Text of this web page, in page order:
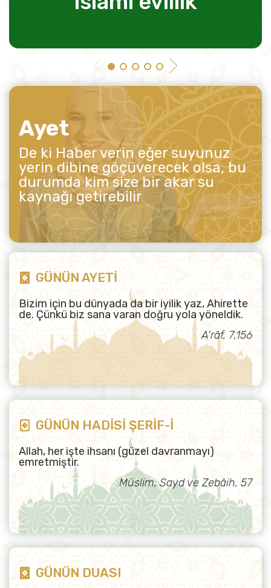
Ayet
De ki Haber verin eğer suyunuz
yerin dibine göçüverecek olsa, bu
durumda kim size bir akar su
kaynağı getirebilir
GÜNÜN AYETİ
Bizim için bu dünyada da bir iyilik yaz, Ahirette
de. Çünkü biz sana varan doğru yola yöneldik.
A'râf, 7,156
GÜNÜN HADİSİ ŞERİF-İ
Allah, her işte ihsanı (güzel davranmayı)
emretmiştir.
Müslim, Sayd ve Zebâih, 57
GÜNÜN DUASI